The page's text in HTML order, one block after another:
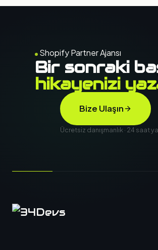
Shopify Partner Ajansı
Bir sonraki
hikayenizi
Bize Ulaşın
Ücretsiz danışmanlık · 24 saat